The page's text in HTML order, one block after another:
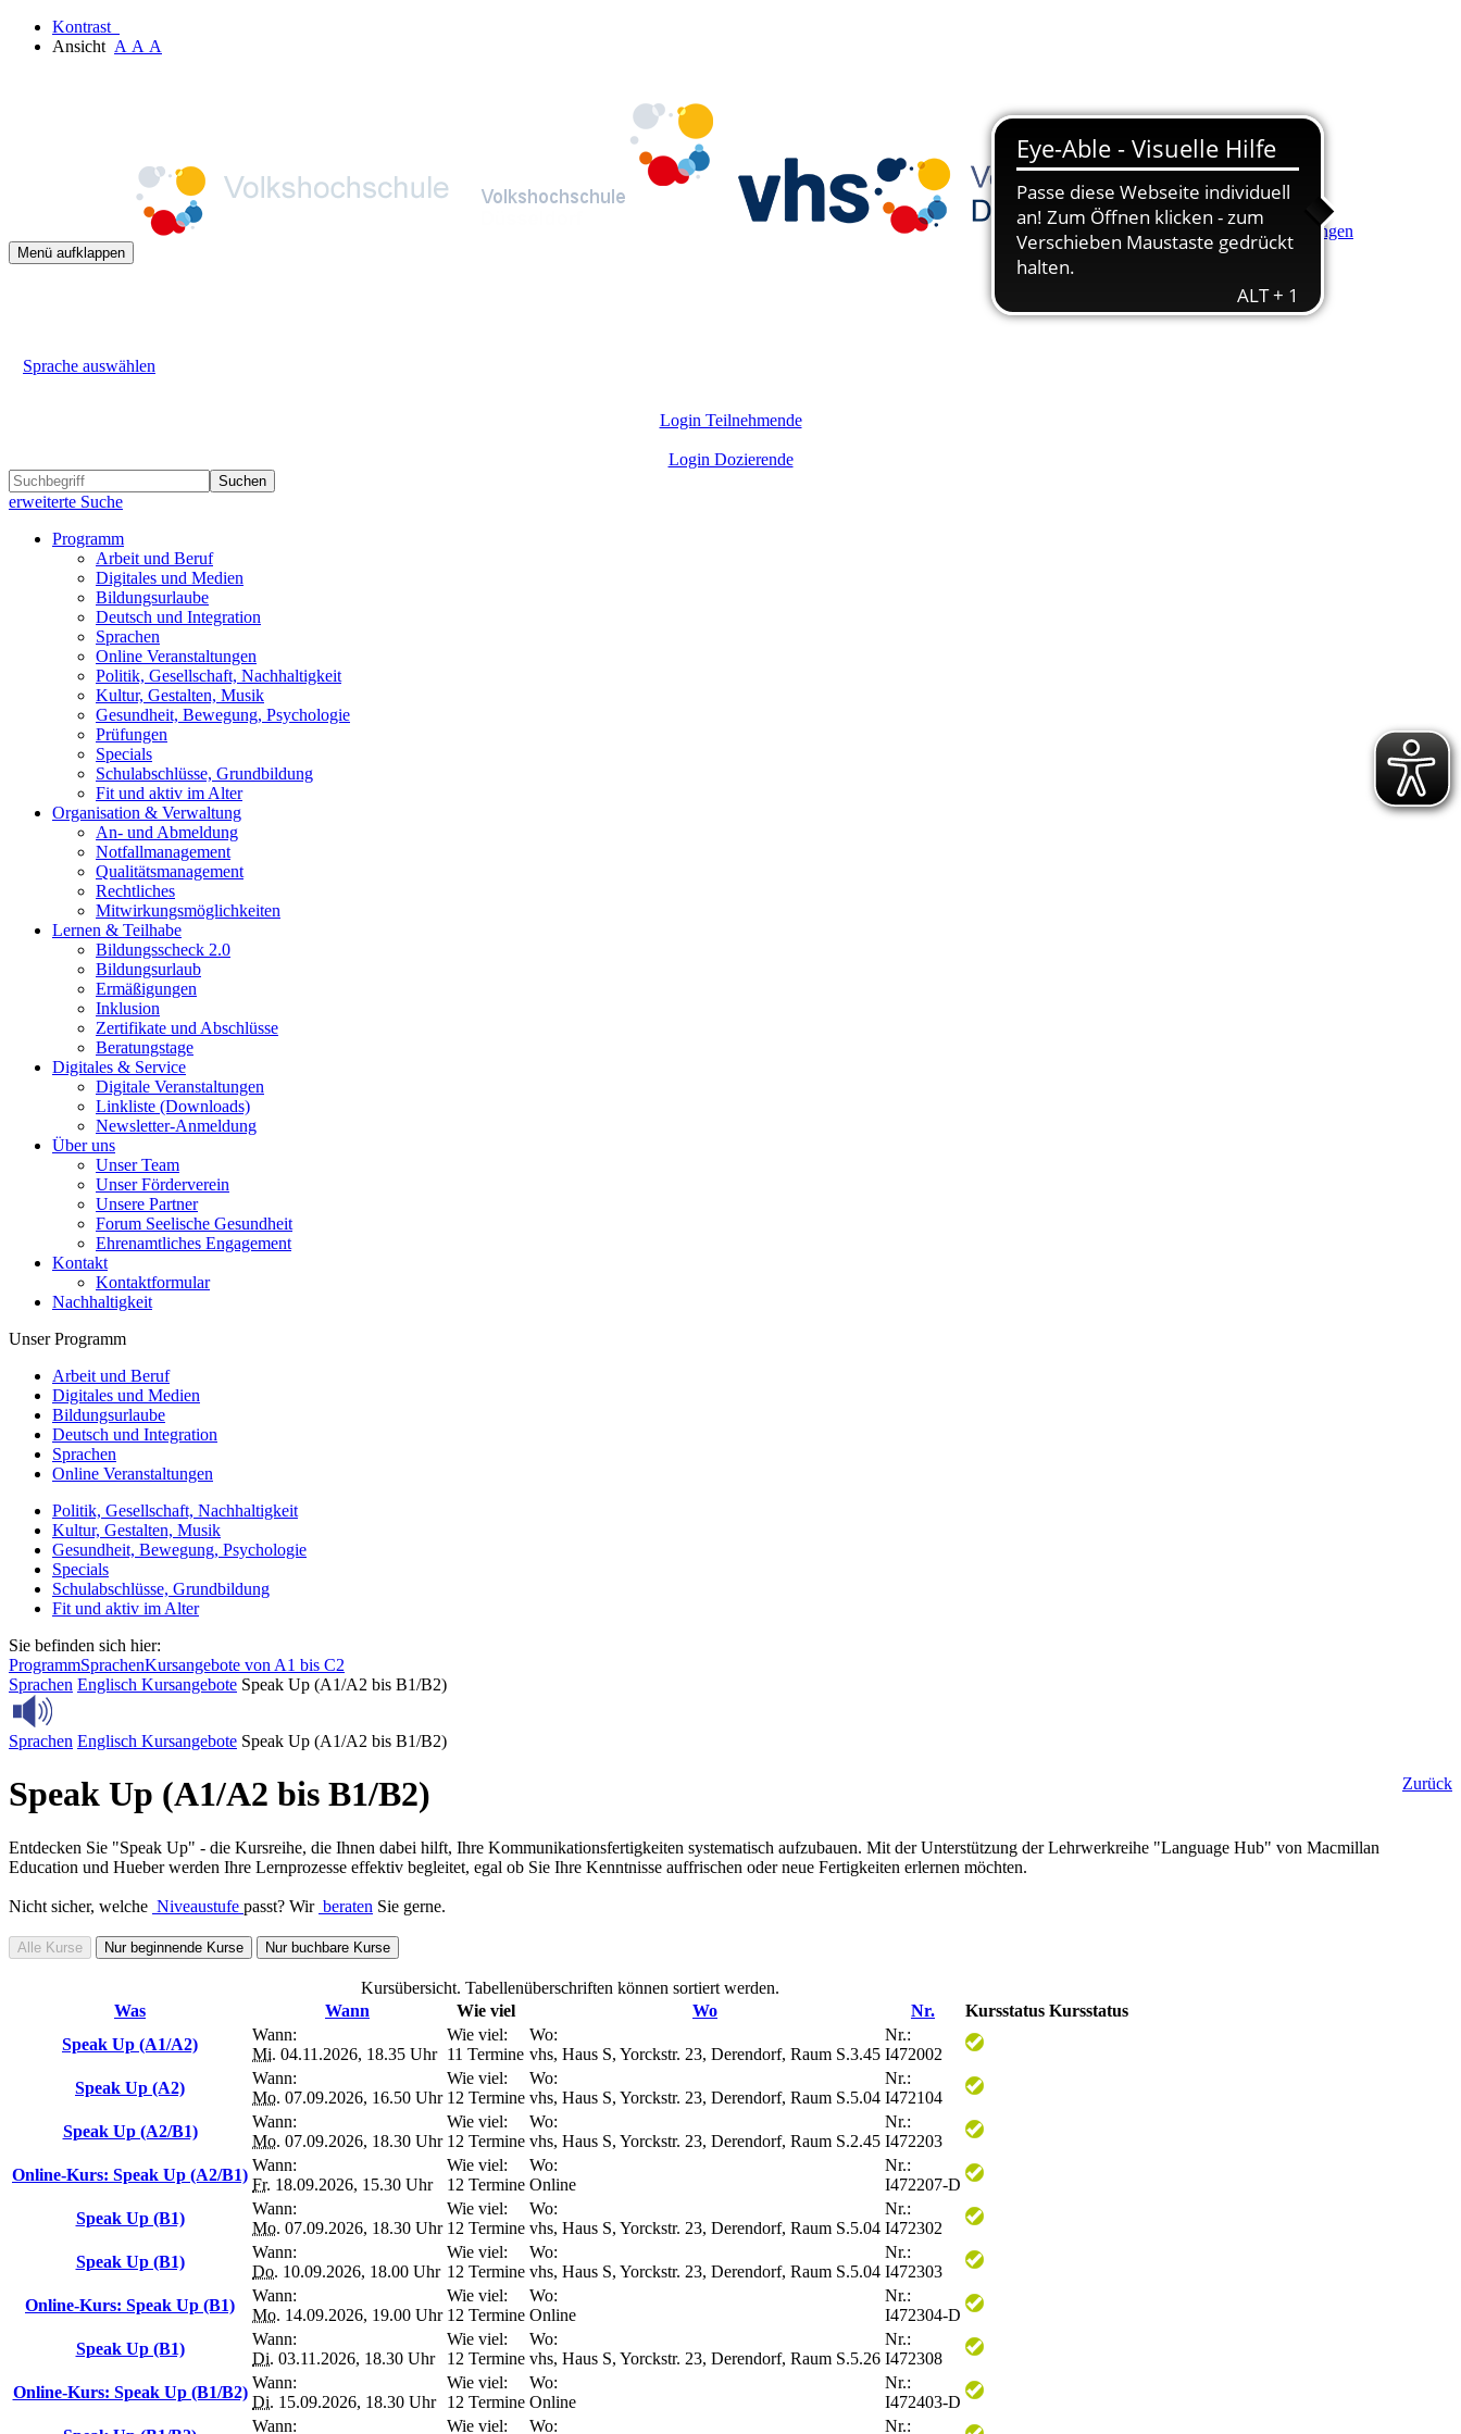
Kontrast
Ansicht A A A
Hauptinhalt anspringen
Menü aufklappen
Sprache auswählen
Login Teilnehmende
Login Dozierende
Suchen
erweiterte Suche
Programm
Arbeit und Beruf
Digitales und Medien
Bildungsurlaube
Deutsch und Integration
Sprachen
Online Veranstaltungen
Politik, Gesellschaft, Nachhaltigkeit
Kultur, Gestalten, Musik
Gesundheit, Bewegung, Psychologie
Prüfungen
Specials
Schulabschlüsse, Grundbildung
Fit und aktiv im Alter
Organisation & Verwaltung
An- und Abmeldung
Notfallmanagement
Qualitätsmanagement
Rechtliches
Mitwirkungsmöglichkeiten
Lernen & Teilhabe
Bildungsscheck 2.0
Bildungsurlaub
Ermäßigungen
Inklusion
Zertifikate und Abschlüsse
Beratungstage
Digitales & Service
Digitale Veranstaltungen
Linkliste (Downloads)
Newsletter-Anmeldung
Über uns
Unser Team
Unser Förderverein
Unsere Partner
Forum Seelische Gesundheit
Ehrenamtliches Engagement
Kontakt
Kontaktformular
Nachhaltigkeit
Unser Programm
Arbeit und Beruf
Digitales und Medien
Bildungsurlaube
Deutsch und Integration
Sprachen
Online Veranstaltungen
Politik, Gesellschaft, Nachhaltigkeit
Kultur, Gestalten, Musik
Gesundheit, Bewegung, Psychologie
Specials
Schulabschlüsse, Grundbildung
Fit und aktiv im Alter
Sie befinden sich hier:
ProgrammSprachenKursangebote von A1 bis C2
Sprachen Englisch Kursangebote Speak Up (A1/A2 bis B1/B2)
Sprachen Englisch Kursangebote Speak Up (A1/A2 bis B1/B2)
Zurück
Speak Up (A1/A2 bis B1/B2)
Entdecken Sie "Speak Up" - die Kursreihe, die Ihnen dabei hilft, Ihre Kommunikationsfertigkeiten systematisch aufzubauen. Mit der Unterstützung der Lehrwerkreihe "Language Hub" von Macmillan
Education und Hueber werden Ihre Lernprozesse effektiv begleitet, egal ob Sie Ihre Kenntnisse auffrischen oder neue Fertigkeiten erlernen möchten.
Nicht sicher, welche Niveaustufe passt? Wir beraten Sie gerne.
Alle Kurse Nur beginnende Kurse Nur buchbare Kurse
Kursübersicht. Tabellenüberschriften können sortiert werden.
Was
Wann Wie viel Wo Nr. Kursstatus Kursstatus
Speak Up (A1/A2)
Wann:
Mi. 04.11.2026, 18.35 Uhr
Wie viel:
11 Termine
Wo:
vhs, Haus S, Yorckstr. 23, Derendorf, Raum S.3.45
Nr.:
I472002
Speak Up (A2)
Wann:
Mo. 07.09.2026, 16.50 Uhr
Wie viel:
12 Termine
Wo:
vhs, Haus S, Yorckstr. 23, Derendorf, Raum S.5.04
Nr.:
I472104
Speak Up (A2/B1)
Wann:
Mo. 07.09.2026, 18.30 Uhr
Wie viel:
12 Termine
Wo:
vhs, Haus S, Yorckstr. 23, Derendorf, Raum S.2.45
Nr.:
I472203
Online-Kurs: Speak Up (A2/B1)
Wann:
Fr. 18.09.2026, 15.30 Uhr
Wie viel:
12 Termine
Wo:
Online
Nr.:
I472207-D
Speak Up (B1)
Wann:
Mo. 07.09.2026, 18.30 Uhr
Wie viel:
12 Termine
Wo:
vhs, Haus S, Yorckstr. 23, Derendorf, Raum S.5.04
Nr.:
I472302
Speak Up (B1)
Wann:
Do. 10.09.2026, 18.00 Uhr
Wie viel:
12 Termine
Wo:
vhs, Haus S, Yorckstr. 23, Derendorf, Raum S.5.04
Nr.:
I472303
Online-Kurs: Speak Up (B1)
Wann:
Mo. 14.09.2026, 19.00 Uhr
Wie viel:
12 Termine
Wo:
Online
Nr.:
I472304-D
Speak Up (B1)
Wann:
Di. 03.11.2026, 18.30 Uhr
Wie viel:
12 Termine
Wo:
vhs, Haus S, Yorckstr. 23, Derendorf, Raum S.5.26
Nr.:
I472308
Online-Kurs: Speak Up (B1/B2)
Wann:
Di. 15.09.2026, 18.30 Uhr
Wie viel:
12 Termine
Wo:
Online
Nr.:
I472403-D
Wann:
Wie viel:
Wo:
Nr.: